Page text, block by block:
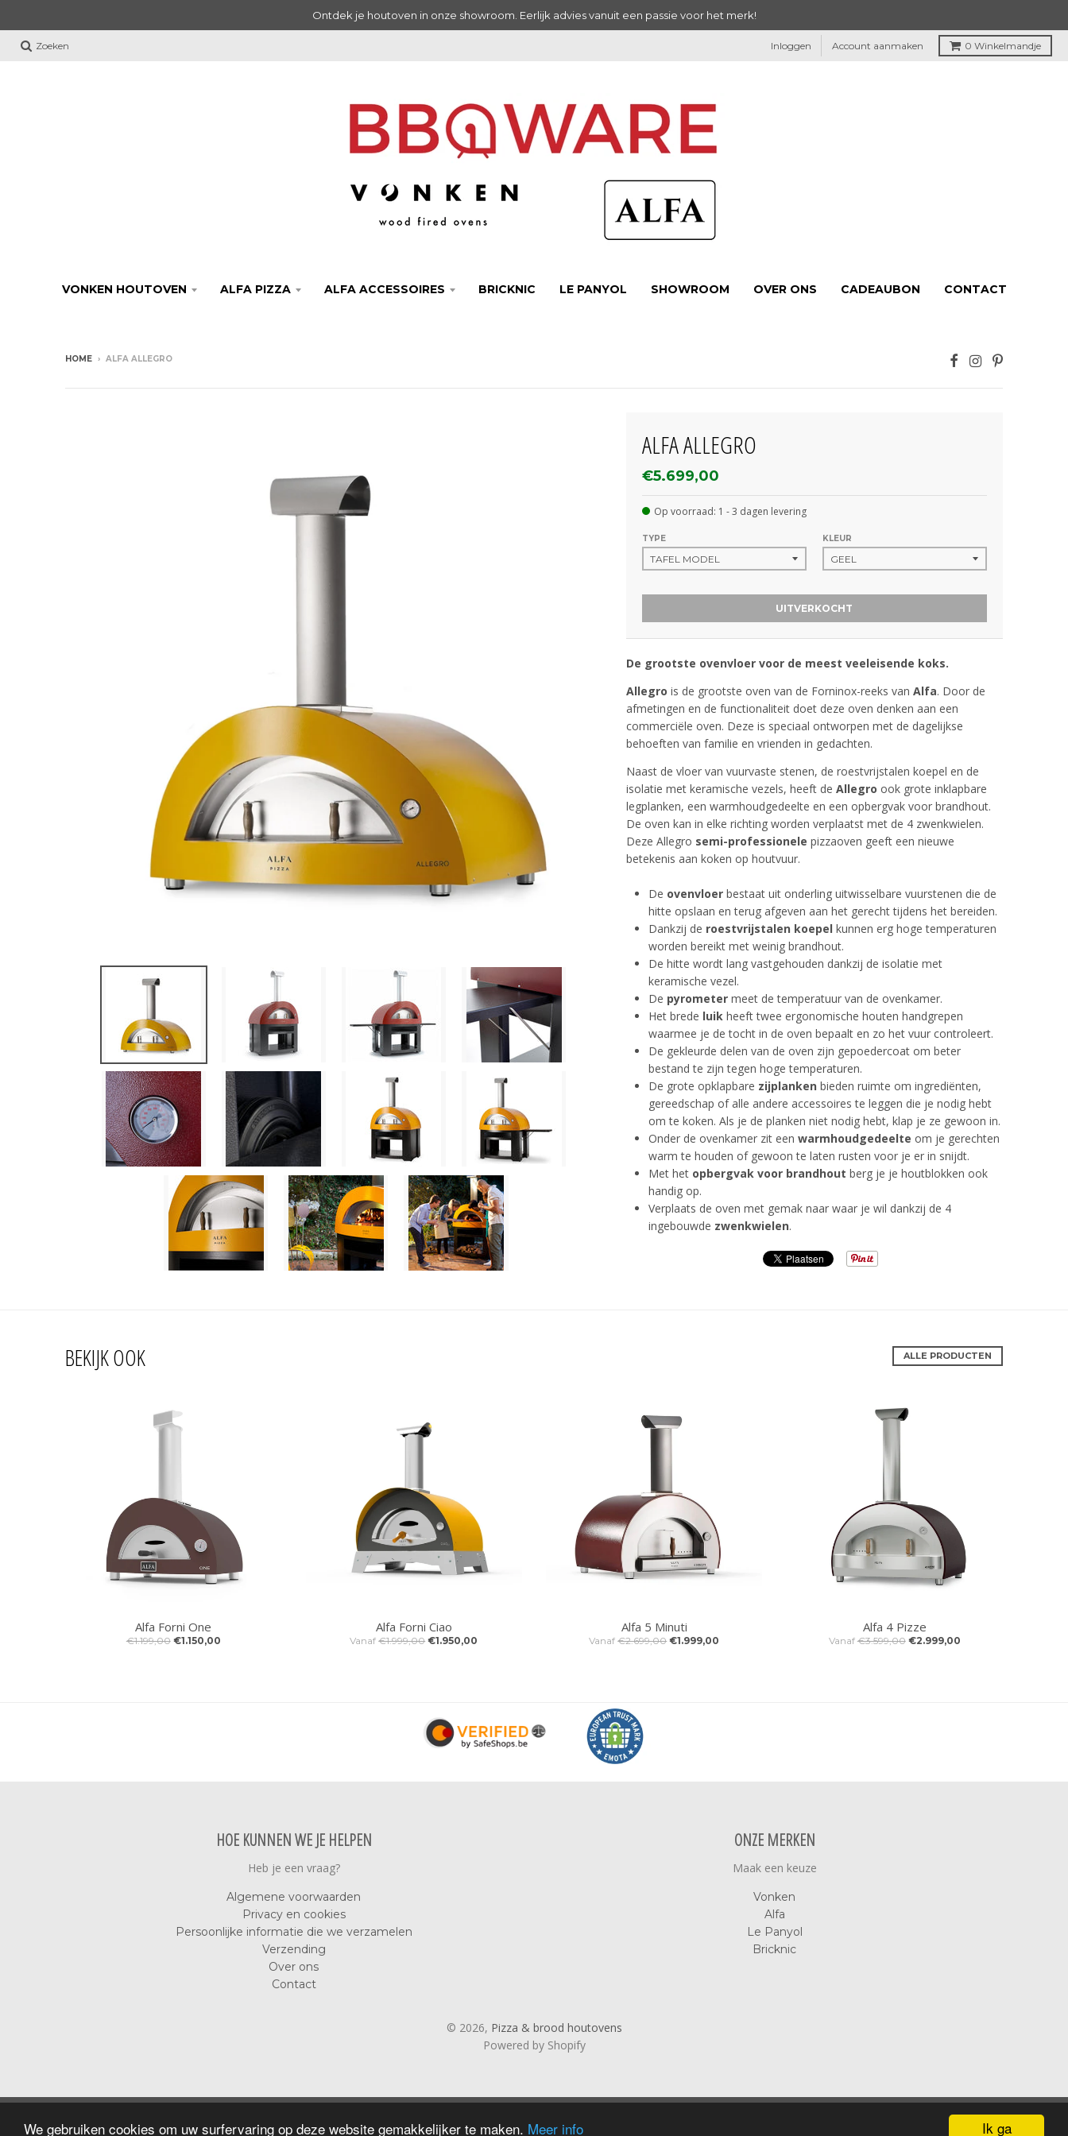
Ik ga
We gebruiken cookies om uw surfervaring op deze website gemakkelijker te maken. Meer info
Ontdek je houtoven in onze showroom. Eerlijk advies vanuit een passie voor het merk!
Build an email list, promote new products, or announce a sale.
Zoeken Inloggen Account aanmaken 0 Winkelmandje
VONKEN HOUTOVEN ALFA PIZZA ALFA ACCESSOIRES BRICKNIC LE PANYOL SHOWROOM OVER ONS CADEAUBON CONTACT
HOME › ALFA ALLEGRO
ALFA ALLEGRO
€5.699,00
Op voorraad: 1 - 3 dagen levering
TYPE KLEUR
UITVERKOCHT
De grootste ovenvloer voor de meest veeleisende koks.
Allegro is de grootste oven van de Forninox-reeks van Alfa. Door de
afmetingen en de functionaliteit doet deze oven denken aan een
commerciële oven. Deze is speciaal ontworpen met de dagelijkse
behoeften van familie en vrienden in gedachten.
Naast de vloer van vuurvaste stenen, de roestvrijstalen koepel en de
isolatie met keramische vezels, heeft de Allegro ook grote inklapbare
legplanken, een warmhoudgedeelte en een opbergvak voor brandhout.
De oven kan in elke richting worden verplaatst met de 4 zwenkwielen.
Deze Allegro semi-professionele pizzaoven geeft een nieuwe
betekenis aan koken op houtvuur.
De ovenvloer bestaat uit onderling uitwisselbare vuurstenen die de
hitte opslaan en terug afgeven aan het gerecht tijdens het bereiden.
Dankzij de roestvrijstalen koepel kunnen erg hoge temperaturen
worden bereikt met weinig brandhout.
De hitte wordt lang vastgehouden dankzij de isolatie met
keramische vezel.
De pyrometer meet de temperatuur van de ovenkamer.
Het brede luik heeft twee ergonomische houten handgrepen
waarmee je de tocht in de oven bepaalt en zo het vuur controleert.
De gekleurde delen van de oven zijn gepoedercoat om beter
bestand te zijn tegen hoge temperaturen.
De grote opklapbare zijplanken bieden ruimte om ingrediënten,
gereedschap of alle andere accessoires te leggen die je nodig hebt
om te koken. Als je de planken niet nodig hebt, klap je ze gewoon in.
Onder de ovenkamer zit een warmhoudgedeelte om je gerechten
warm te houden of gewoon te laten rusten voor je er in snijdt.
Met het opbergvak voor brandhout berg je je houtblokken ook
handig op.
Verplaats de oven met gemak naar waar je wil dankzij de 4
ingebouwde zwenkwielen.
BEKIJK OOK ALLE PRODUCTEN
Alfa Forni One
€1.199,00 €1.150,00
Alfa Forni Ciao
Vanaf €1.999,00 €1.950,00
Alfa 5 Minuti
Vanaf €2.699,00 €1.999,00
Alfa 4 Pizze
Vanaf €3.599,00 €2.999,00
HOE KUNNEN WE JE HELPEN
Heb je een vraag?
Algemene voorwaarden
Privacy en cookies
Persoonlijke informatie die we verzamelen
Verzending
Over ons
Contact
ONZE MERKEN
Maak een keuze
Vonken
Alfa
Le Panyol
Bricknic
© 2026, Pizza & brood houtovens
Powered by Shopify